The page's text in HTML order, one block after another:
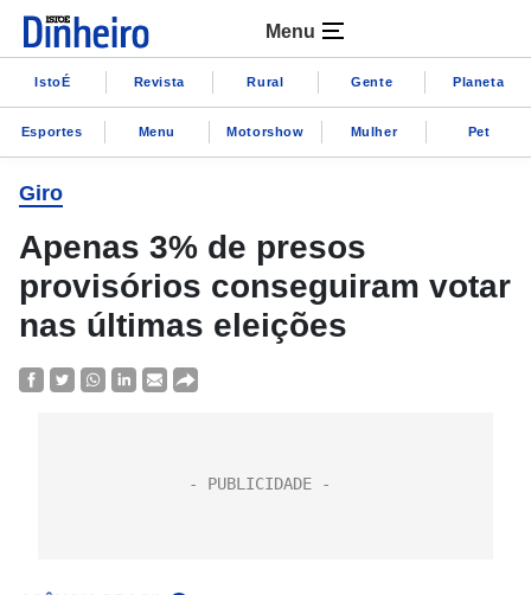
Menu
IstoÉ Revista Rural Gente Planeta
Esportes Menu Motorshow Mulher Pet
Giro
Apenas 3% de presos
provisórios conseguiram votar
nas últimas eleições